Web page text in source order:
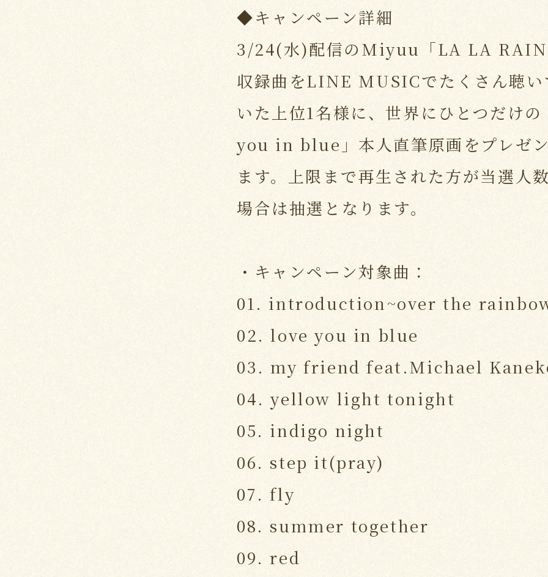
◆キャンペーン詳細
3/24(水)配信のMiyuu「LA LA
収録曲をLINE MUSICでたくさん聴い
いた上位1名様に、世界にひとつだけ
you in blue」本人直筆原画をプレゼ
ます。上限まで再生された方が当選人
場合は抽選となります。
・キャンペーン対象曲：
01. introduction~over the
02. love you in blue
03. my friend feat.Michael
04. yellow light tonight
05. indigo night
06. step it(pray)
07. fly
08. summer together
09. red